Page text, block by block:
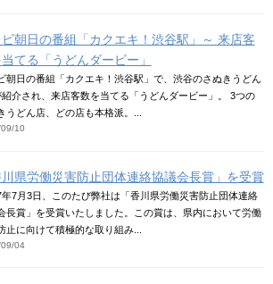
朝日の番組「カクエキ！渋谷駅」～ 来店客
てる「うどんダービー」
朝日の番組「カクエキ！渋谷駅」で、渋谷のさぬきうどん
介され、来店客数を当てる「うどんダービー」。 3つの
うどん店、どの店も本格派。...
10
川県労働災害防止団体連絡協議会長賞」を受賞
7月3日、このたび弊社は「香川県労働災害防止団体連絡
長賞」を受賞いたしました。この賞は、県内において労働
止に向けて積極的な取り組み...
04